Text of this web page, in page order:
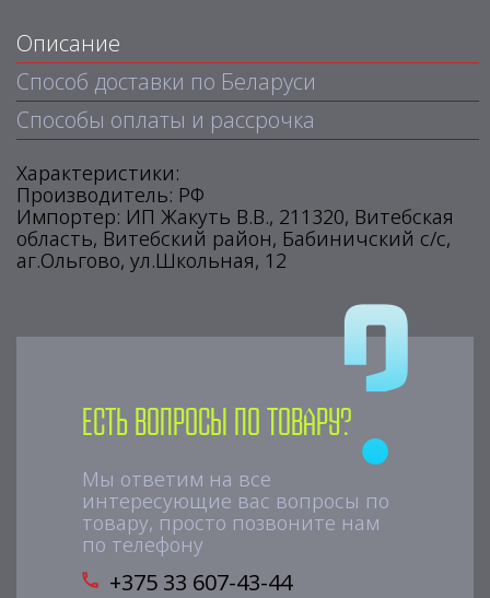
Описание
Способ доставки по Беларуси
Способы оплаты и рассрочка
Характеристики:
Производитель: РФ
Импортер: ИП Жакуть В.В., 211320, Витебская
область, Витебский район, Бабиничский с/с,
аг.Ольгово, ул.Школьная, 12
Есть вопросы по товару?
Мы ответим на все
интересующие вас вопросы по
товару, просто позвоните нам
по телефону
+375 33 607-43-44